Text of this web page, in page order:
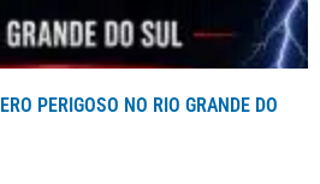
PERIGOSO NO RIO GRANDE DO